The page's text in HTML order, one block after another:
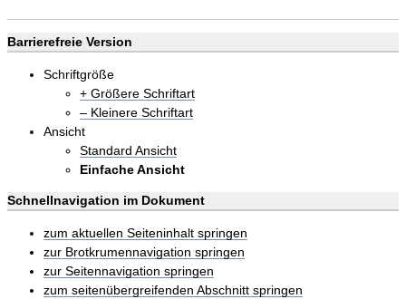
Barrierefreie Version
Schriftgröße
+ Größere Schriftart
– Kleinere Schriftart
Ansicht
Standard Ansicht
Einfache Ansicht
Schnellnavigation im Dokument
zum aktuellen Seiteninhalt springen
zur Brotkrumennavigation springen
zur Seitennavigation springen
zum seitenübergreifenden Abschnitt springen